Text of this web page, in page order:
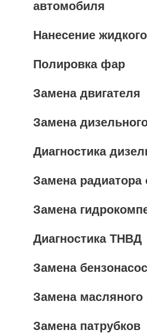
автомобиля
Нанесение
Полировка фар
Замена двигателя
Замена
Диагностика
Замена радиатора
Замена
Диагностика ТНВД
Замена
Замена масляного
Замена патрубков